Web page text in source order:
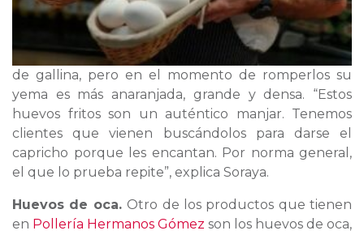
de gallina, pero en el momento de romperlos su
yema es más anaranjada, grande y densa. “Estos
huevos fritos son un auténtico manjar. Tenemos
clientes que vienen buscándolos para darse el
capricho porque les encantan. Por norma general,
el que lo prueba repite”, explica Soraya.
Huevos de oca. Otro de los productos que tienen
en Pollería Hermanos Gómez son los huevos de oca,